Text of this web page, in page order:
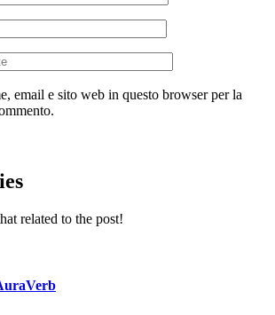
email e sito web in questo browser per la
related to the post!